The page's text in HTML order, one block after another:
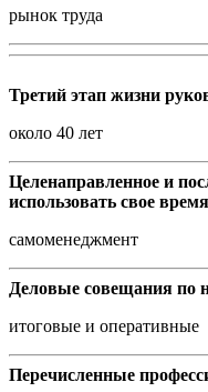
рынок труда
Третий этап жизни
около 40 лет
Целенаправленное и
использовать свое
самоменеджмент
Деловые совещания по
итоговые и оперативные
Перечисленные